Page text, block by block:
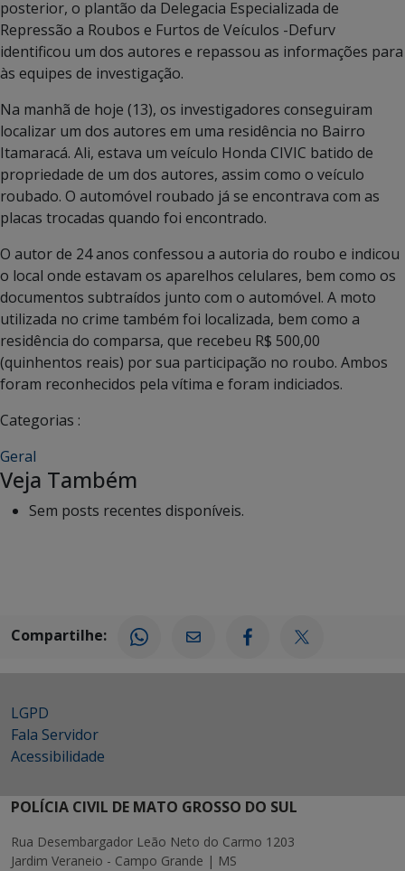
posterior, o plantão da Delegacia Especializada de
Repressão a Roubos e Furtos de Veículos -Defurv
identificou um dos autores e repassou as informações para
às equipes de investigação.
Na manhã de hoje (13), os investigadores conseguiram
localizar um dos autores em uma residência no Bairro
Itamaracá. Ali, estava um veículo Honda CIVIC batido de
propriedade de um dos autores, assim como o veículo
roubado. O automóvel roubado já se encontrava com as
placas trocadas quando foi encontrado.
O autor de 24 anos confessou a autoria do roubo e indicou
o local onde estavam os aparelhos celulares, bem como os
documentos subtraídos junto com o automóvel. A moto
utilizada no crime também foi localizada, bem como a
residência do comparsa, que recebeu R$ 500,00
(quinhentos reais) por sua participação no roubo. Ambos
foram reconhecidos pela vítima e foram indiciados.
Categorias :
Geral
Veja Também
Sem posts recentes disponíveis.
Compartilhe:
LGPD
Fala Servidor
Acessibilidade
POLÍCIA CIVIL DE MATO GROSSO DO SUL
Rua Desembargador Leão Neto do Carmo 1203
Jardim Veraneio - Campo Grande | MS